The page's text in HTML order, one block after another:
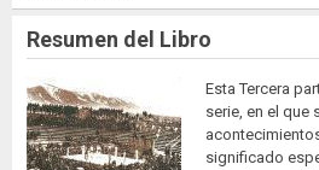
Resumen del Libro
Esta Tercera
serie, en el que
significado